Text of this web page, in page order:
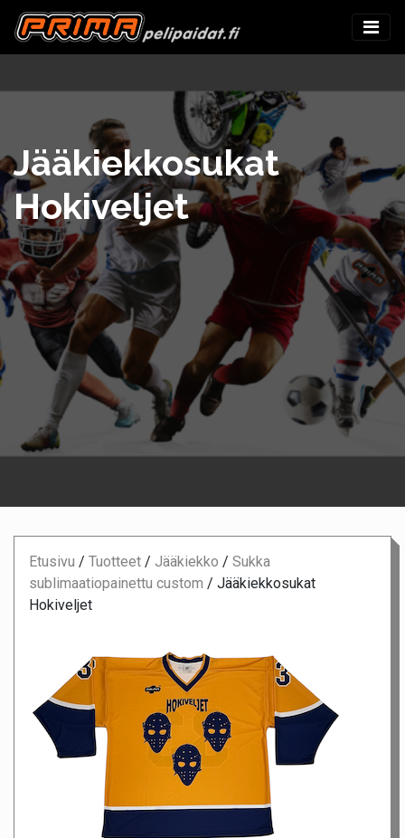
Jääkiekkosukat
Hokiveljet
Etusivu / Tuotteet / Jääkiekko / Sukka
sublimaatiopainettu custom / Jääkiekkosukat
Hokiveljet